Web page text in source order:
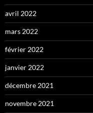
avril 2022
mars 2022
février 2022
janvier 2022
décembre 2021
novembre 2021